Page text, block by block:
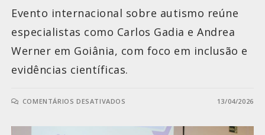
Evento internacional sobre autismo reúne
especialistas como Carlos Gadia e Andrea
Werner em Goiânia, com foco em inclusão e
evidências científicas.
COMENTÁRIOS DESATIVADOS 13/04/2026